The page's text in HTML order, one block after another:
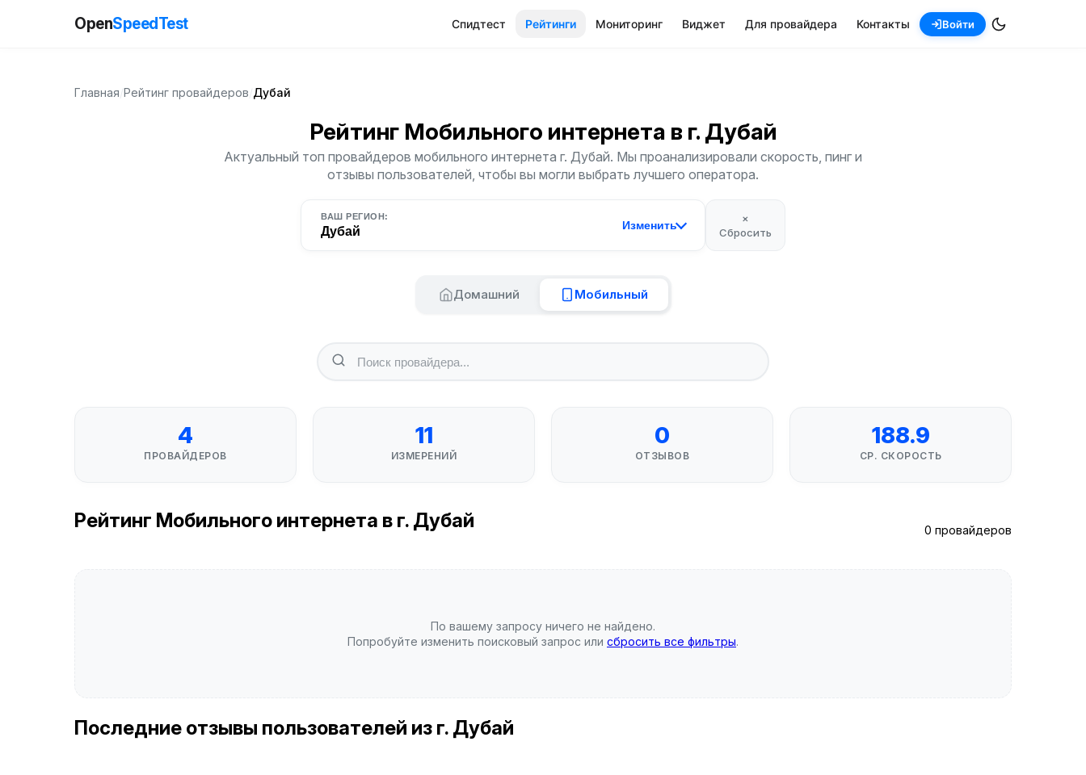
OpenSpeedTest Спидтест Рейтинги Мониторинг Виджет Для провайдера Контакты Войти
Главная Рейтинг провайдеров Дубай
Рейтинг Мобильного интернета в г. Дубай
Актуальный топ провайдеров мобильного интернета г. Дубай. Мы проанализировали скорость, пинг и
отзывы пользователей, чтобы вы могли выбрать лучшего оператора.
ВАШ РЕГИОН:
Дубай Изменить
×
Сбросить
Домашний Мобильный
4
ПРОВАЙДЕРОВ
11
ИЗМЕРЕНИЙ
0
ОТЗЫВОВ
188.9
СР. СКОРОСТЬ
Рейтинг Мобильного интернета в г. Дубай 0 провайдеров
По вашему запросу ничего не найдено.
Попробуйте изменить поисковый запрос или сбросить все фильтры.
Последние отзывы пользователей из г. Дубай